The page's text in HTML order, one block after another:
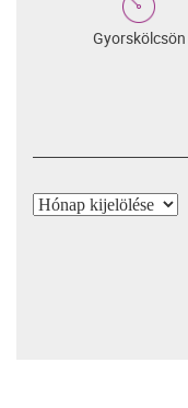
Gyorskölcsön
Archívum